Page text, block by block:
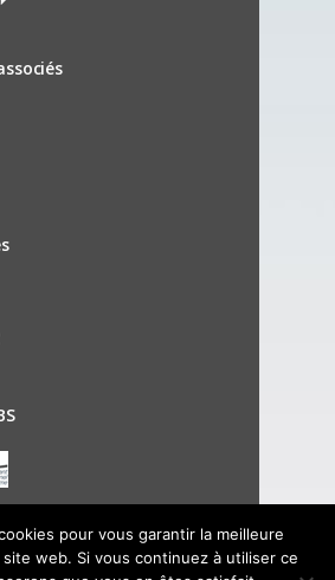
- OGBTP - Tous droits
pour vous garantir la meilleure
web. Si vous continuez à utiliser ce